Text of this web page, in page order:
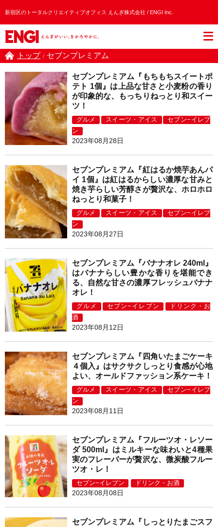
新宿区のトータルクリエイティブオフィス えんぎ株式会社 / ENGI Inc.
トップ / セブンプレミアム
セブンプレミアム『もちもちスイートポ
テト 1個』は上品な甘さと小麦粉の香り
が印象的な、もっちりねっとり和スイー
ツ！
グルメ スイーツ・アイス
セブン−イレブ
ン
2023年08月28日
セブンプレミアム『紅はるか焼芋あんパ
イ 1個』は紅はるからしい濃厚な甘みと
焼き芋らしい芳醇さが贅沢な、ホロホロ
ねっとり和菓子！
グルメ スイーツ・アイス
セブン−イレブ
ン
2023年08月27日
セブンプレミアム『バナナオレ 240ml』
はバナナらしい豊かな香りを堪能でき
る、自然な甘さの濃厚フレッシュバナナ
オレ！
グルメ セブン−イレブン
ドリンク・お
酒
2023年08月12日
セブンプレミアム『四角いたまごケーキ
４個入』はサクサクしっとり食感が心地
よい、オールドファッション系ケーキ！
グルメ スイーツ・アイス
セブン−イレブ
ン
2023年08月11日
セブンプレミアム『フルーツオ・レソー
ダ 500ml』はミルキーな味わいと4種果
実のフレーバーが贅沢な、微炭酸フルー
ツオ・レ！
セブン−イレブン ドリンク・お酒
2023年08月08日
セブンプレミアム『しっとりたまごスフ